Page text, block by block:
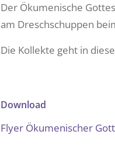
Der Ökumenische
am Dreschschuppen
Die Kollekte geht in
Download
Flyer Ökumenischer